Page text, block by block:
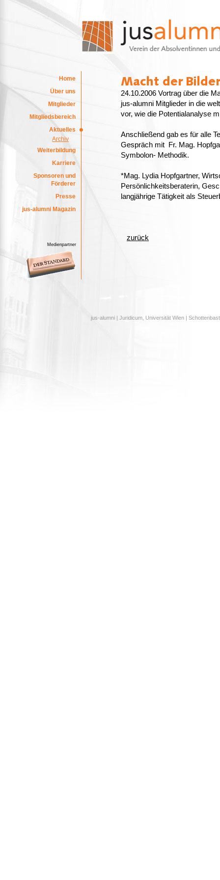
Home
Über uns
Mitglieder
Mitgliedsbereich
Aktuelles
Archiv
Weiterbildung
Karriere
Sponsoren und
Förderer
Presse
jus-alumni Magazin
Medienpartner
24.10.2006 Vortrag über die
jus-alumni Mitglieder in die
vor, wie die Potentialanalyse
Anschließend gab es für alle
Gespräch mit Fr. Mag.
Symbolon- Methodik.
*Mag. Lydia Hopfgartner,
Persönlichkeitsberaterin,
langjährige Tätigkeit als
zurück
jus-alumni | Juridicum, Universität Wien |